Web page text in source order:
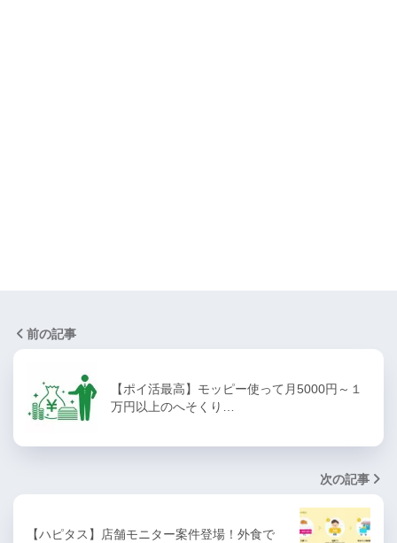
前の記事
【ポイ活最高】モッピー使って月5000円～１
万円以上のへそくり…
次の記事
【ハピタス】店舗モニター案件登場！外食で